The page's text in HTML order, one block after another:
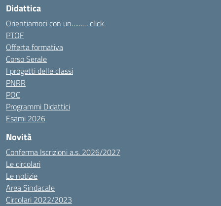
Didattica
Orientiamoci con un……… click
PTOF
Offerta formativa
Corso Serale
I progetti delle classi
PNRR
POC
Programmi Didattici
Esami 2026
Novità
Conferma Iscrizioni a.s. 2026/2027
Le circolari
Le notizie
Area Sindacale
Circolari 2022/2023